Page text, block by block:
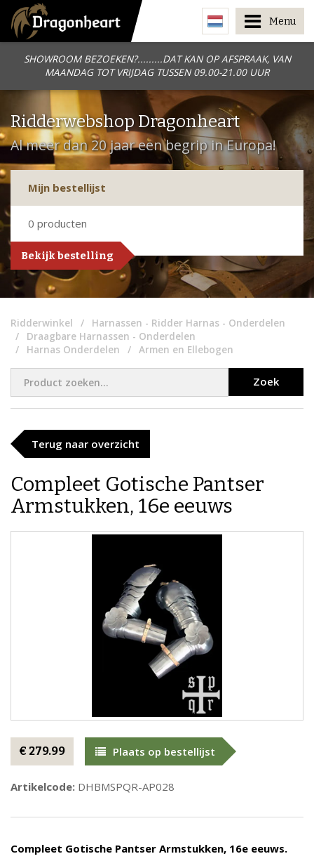
SHOWROOM BEZOEKEN?.........DAT KAN OP AFSPRAAK, VAN
MAANDAG TOT VRIJDAG TUSSEN 09.00-21.00 UUR
Menu
Ridderwebshop Dragonheart
Al meer dan 20 jaar een begrip in Europa!
Mijn bestellijst
0 producten
Bekijk bestelling
Ridderwinkel
Harnassen - Ridder Harnas - Onderdelen
Draagbare Harnassen - Onderdelen
Harnas Onderdelen
Armen en Ellebogen
Zoek
Terug naar overzicht
Compleet Gotische Pantser
Armstukken, 16e eeuws
€ 279.99 Plaats op bestellijst
Artikelcode: DHBMSPQR-AP028
Compleet Gotische Pantser Armstukken, 16e eeuws.